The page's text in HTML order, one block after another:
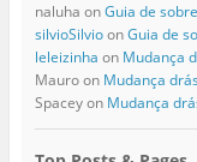
naluha onGuia de
silvioSilvioonGuia de
leleizinha on Mudança
Mauroon Mudança
Spaceyon Mudança